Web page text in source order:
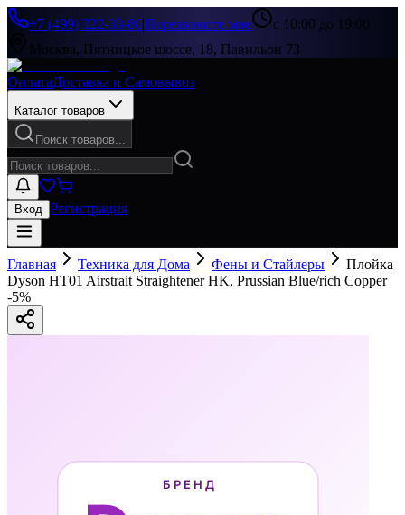
+7 (499) 322-33-86|Перезвоните мне
с 10:00 до 19:00
Москва, Пятницкое шоссе, 18, Павильон 73
ОплатаДоставка и Самовывоз
Каталог товаров
Поиск товаров...
Вход Регистрация
Главная Техника для Дома Фены и Стайлеры
Плойка
Dyson HT01 Airstrait Straightener HK, Prussian Blue/rich Copper
-5%